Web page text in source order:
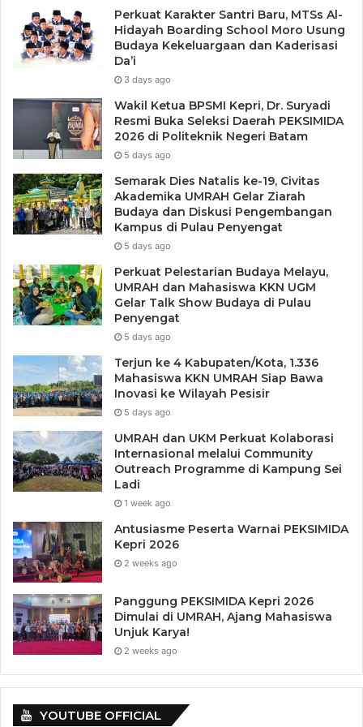
tentu memiliki kelebihan mendapat ilmu agama. Dan bisa
hapal Qur’an,” ujarnya.
Perkuat Karakter Santri Baru, MTSs Al-
Hidayah Boarding School Moro Usung
Budaya Kekeluargaan dan Kaderisasi
Da’i
3 days ago
Wakil Ketua BPSMI Kepri, Dr. Suryadi
Resmi Buka Seleksi Daerah PEKSIMIDA
2026 di Politeknik Negeri Batam
5 days ago
Semarak Dies Natalis ke-19, Civitas
Akademika UMRAH Gelar Ziarah
Budaya dan Diskusi Pengembangan
Kampus di Pulau Penyengat
5 days ago
Perkuat Pelestarian Budaya Melayu,
UMRAH dan Mahasiswa KKN UGM
Gelar Talk Show Budaya di Pulau
Penyengat
5 days ago
Terjun ke 4 Kabupaten/Kota, 1.336
Mahasiswa KKN UMRAH Siap Bawa
Inovasi ke Wilayah Pesisir
5 days ago
UMRAH dan UKM Perkuat Kolaborasi
Internasional melalui Community
Outreach Programme di Kampung Sei
Ladi
1 week ago
Antusiasme Peserta Warnai PEKSIMIDA
Kepri 2026
2 weeks ago
Panggung PEKSIMIDA Kepri 2026
Dimulai di UMRAH, Ajang Mahasiswa
Unjuk Karya!
2 weeks ago
YOUTUBE OFFICIAL